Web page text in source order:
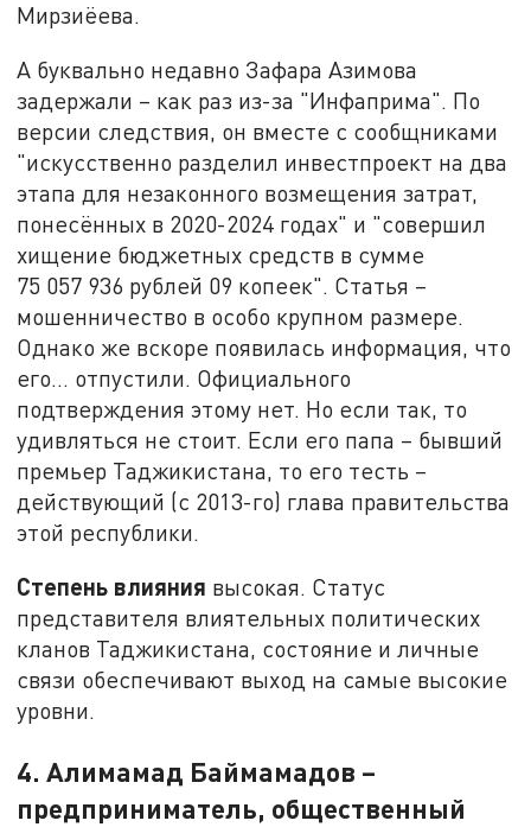
Мирзиёева.
А буквально недавно Зафара Азимова
задержали – как раз из-за "Инфаприма". По
версии следствия, он вместе с сообщниками
"искусственно разделил инвестпроект на два
этапа для незаконного возмещения затрат,
понесённых в 2020-2024 годах" и "совершил
хищение бюджетных средств в сумме
75 057 936 рублей 09 копеек". Статья –
мошенничество в особо крупном размере.
Однако же вскоре появилась информация, что
его... отпустили. Официального
подтверждения этому нет. Но если так, то
удивляться не стоит. Если его папа – бывший
премьер Таджикистана, то его тесть –
действующий (с 2013-го) глава правительства
этой республики.
Степень влияния высокая. Статус
представителя влиятельных политических
кланов Таджикистана, состояние и личные
связи обеспечивают выход на самые высокие
уровни.
4. Алимамад Баймамадов –
предприниматель, общественный